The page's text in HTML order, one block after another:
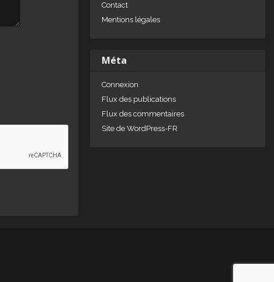
Contact
Mentions légales
Méta
Connexion
Flux des publications
Flux des commentaires
Site de WordPress-FR